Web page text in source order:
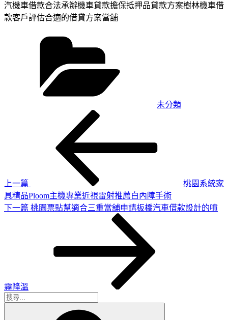
汽機車借款合法承辦機車貸款擔保抵押品貸款方案樹林機車借
款客戶評估合適的借貸方案當舖
未分類
上一篇
桃園系統家
具精品Ploom主機專業近視雷射推薦白內障手術
下
下一篇 桃園票貼幫適合三重當舖申請板橋汽車借款設計的噴
霧降溫
搜